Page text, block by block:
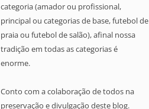
categoria (amador ou profissional,
principal ou categorias de base, futebol de
praia ou futebol de salão), afinal nossa
tradição em todas as categorias é
enorme.
Conto com a colaboração de todos na
preservação e divulgação deste blog.